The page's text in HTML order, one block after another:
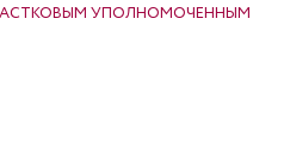
УПОЛНОМОЧЕННЫМ